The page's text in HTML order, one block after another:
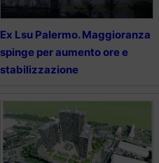
Ex Lsu Palermo. Maggioranza
spinge per aumento ore e
stabilizzazione